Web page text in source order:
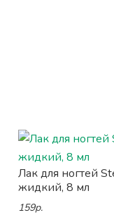
Лак для ногтей
жидкий, 8 мл
159р.